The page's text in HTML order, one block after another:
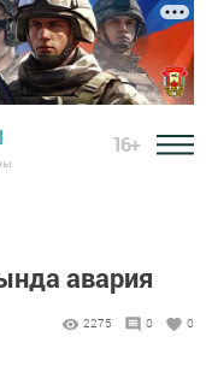
16+
авария
2275 0 0